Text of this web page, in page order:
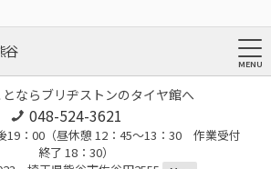
谷
ならブリヂストンのタイヤ館へ
048-524-3621
19：00（昼休憩 12：45～13：30 作業受付
終了 18：30）